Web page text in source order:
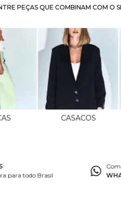
PEÇAS QUE COMBINAM COM O
CASACOS
para todo Brasil